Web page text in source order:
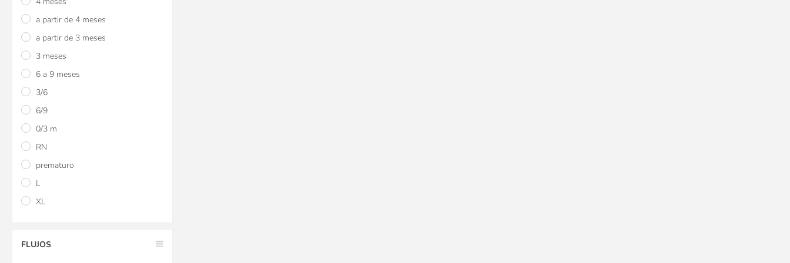
a partir de 4 meses
a partir de 3 meses
3 meses
6 a 9 meses
3/6
6/9
0/3 m
RN
prematuro
L
XL
FLUJOS